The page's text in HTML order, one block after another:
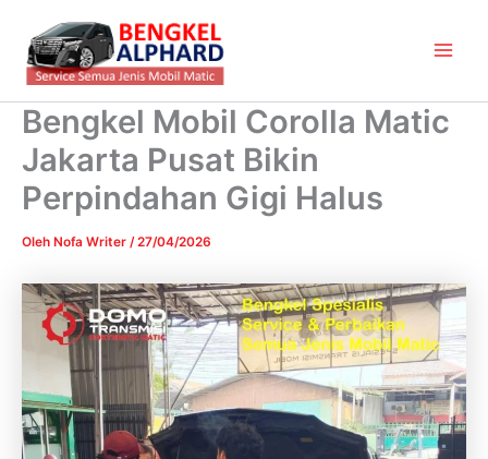
konten
Bengkel Mobil Corolla Matic
Jakarta Pusat Bikin
Perpindahan Gigi Halus
Oleh Nofa Writer /27/04/2026